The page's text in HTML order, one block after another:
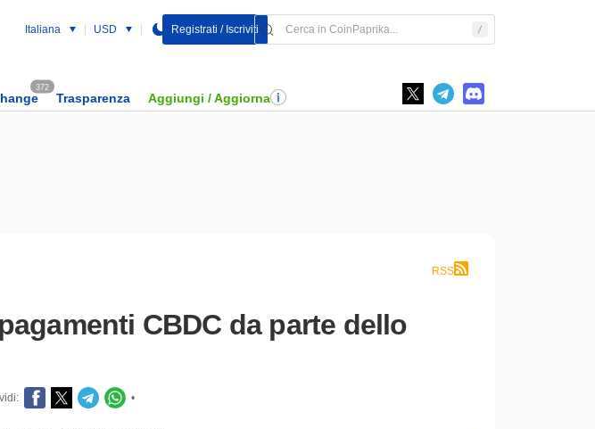
Italiana USD Registrati / Iscriviti
372
Trasparenza Aggiungi / Aggiorna
RSS
CBDC da parte dello
•